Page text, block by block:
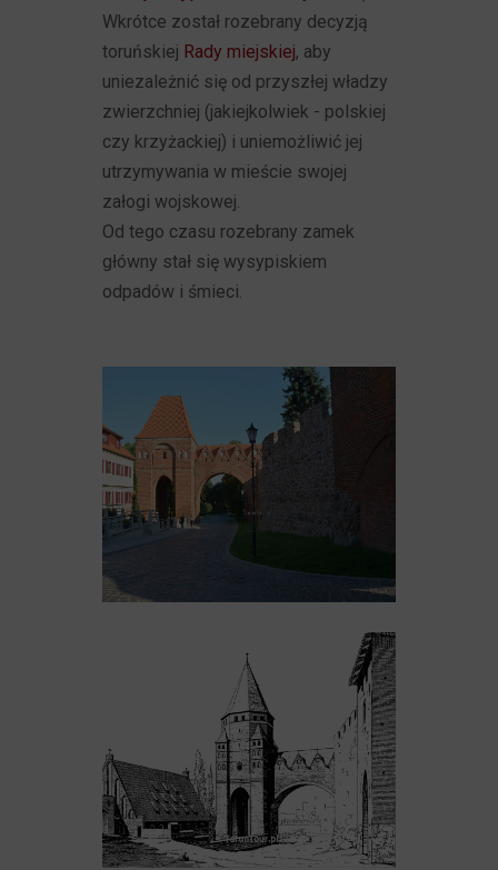
Wkrótce został rozebrany decyzją
toruńskiej Rady miejskiej, aby
uniezależnić się od przyszłej władzy
zwierzchniej (jakiejkolwiek - polskiej
czy krzyżackiej) i uniemożliwić jej
utrzymywania w mieście swojej
załogi wojskowej.
Od tego czasu rozebrany zamek
główny stał się wysypiskiem
odpadów i śmieci.